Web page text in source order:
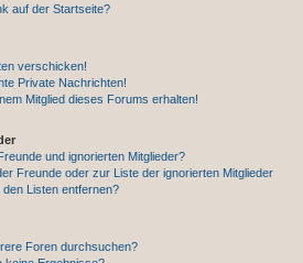
auf der Startseite?
verschicken!
Private Nachrichten!
Mitglied dieses Forums erhalten!
und ignorierten Mitglieder?
Freunde oder zur Liste der ignorierten Mitglieder
Listen entfernen?
Foren durchsuchen?